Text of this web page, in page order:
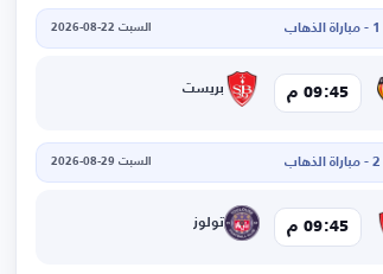
السبت 22-08-2026
09:45 م بريست
السبت 29-08-2026
09:45 م تولوز